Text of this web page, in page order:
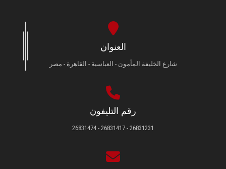
العنوان
شارع الخليفة المأمون - العباسية - القاهرة - مصر
رقم التليفون
26831231 - 26831417 - 26831474